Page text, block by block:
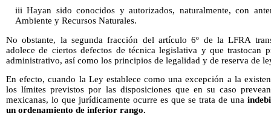
iii Hayan sido conocidos y autorizados, naturalmente, con
Ambiente y Recursos Naturales.
No obstante, la segunda fracción del artículo 6º de la LFRA
adolece de ciertos defectos de técnica legislativa y que trastocan
administrativo, así como los principios de legalidad y de reserva de
En efecto, cuando la Ley establece como una excepción a la
los límites previstos por las disposiciones que en su caso
mexicanas, lo que jurídicamente ocurre es que se trata de una
un ordenamiento de inferior rango.